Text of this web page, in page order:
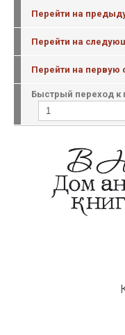
Перейти на
Перейти на
Перейти на первую
Быстрый переход к